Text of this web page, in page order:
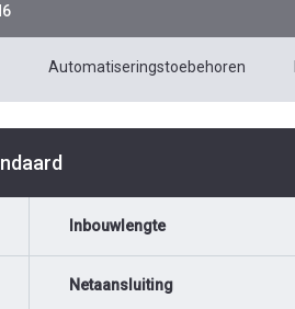
Automatiseringstoebehoren
Inbouwlengte
Netaansluiting